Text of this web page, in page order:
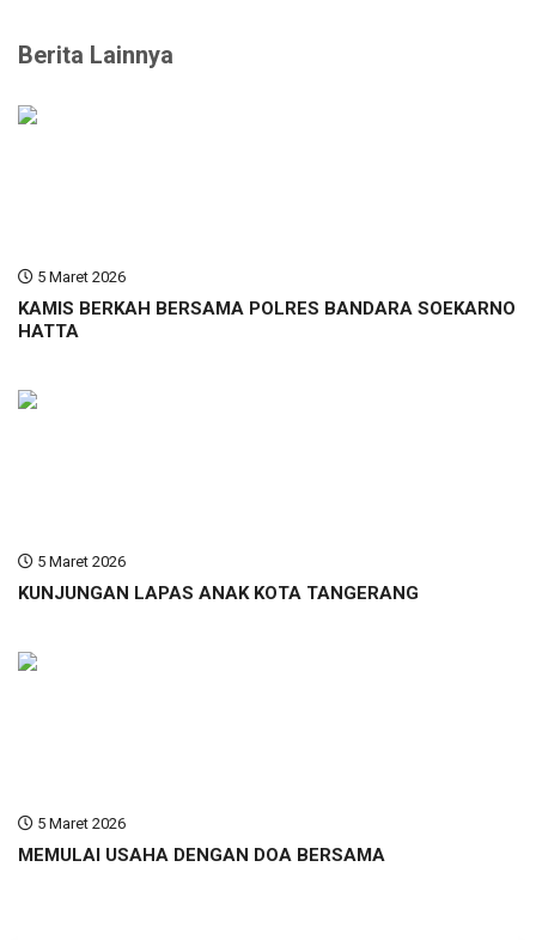
Berita Lainnya
5 Maret 2026
KAMIS BERKAH BERSAMA POLRES BANDARA SOEKARNO
HATTA
5 Maret 2026
KUNJUNGAN LAPAS ANAK KOTA TANGERANG
5 Maret 2026
MEMULAI USAHA DENGAN DOA BERSAMA